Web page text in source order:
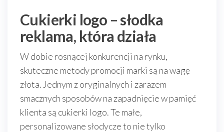
Cukierki logo – słodka
reklama, która działa
W dobie rosnącej konkurencji na rynku,
skuteczne metody promocji marki są na wagę
złota. Jednym z oryginalnych i zarazem
smacznych sposobów na zapadnięcie w pamięć
klienta są cukierki logo. Te małe,
personalizowane słodycze to nie tylko